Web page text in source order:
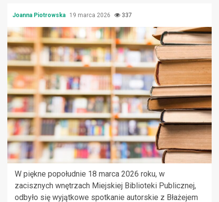
Joanna Piotrowska 19 marca 2026 337
W piękne popołudnie 18 marca 2026 roku, w
zacisznych wnętrzach Miejskiej Biblioteki Publicznej,
odbyło się wyjątkowe spotkanie autorskie z Błażejem